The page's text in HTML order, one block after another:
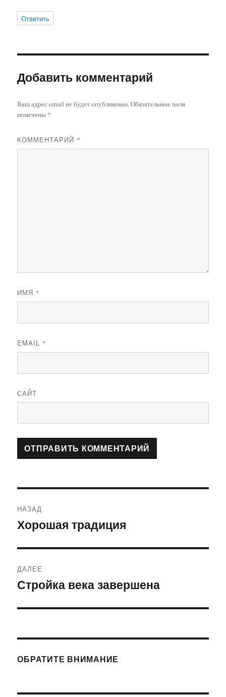
Ответить
Добавить комментарий
Ваш адрес email не будет опубликован. Обязательные поля
помечены *
КОММЕНТАРИЙ *
ИМЯ *
EMAIL *
САЙТ
по
НАЗАД
Предыдущая
Хорошая традиция
ДАЛЕЕ
Следующая
Стройка века завершена
ОБРАТИТЕ ВНИМАНИЕ